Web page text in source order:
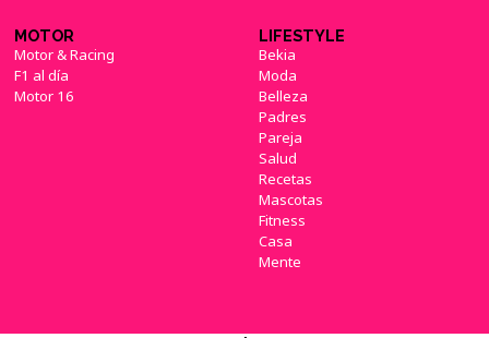
MOTOR
Motor & Racing
F1 al día
Motor 16
LIFESTYLE
Bekia
Moda
Belleza
Padres
Pareja
Salud
Recetas
Mascotas
Fitness
Casa
Mente